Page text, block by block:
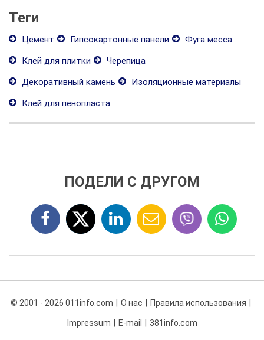
Теги
Цемент Гипсокартонные панели
Фуга месса
Клей для плитки
Черепица
Декоративный камень
Изоляционные материалы
Клей для пенопласта
ПОДЕЛИ С ДРУГОМ
© 2001 - 2026 011info.com О нас Правила использования
Impressum E-mail 381info.com